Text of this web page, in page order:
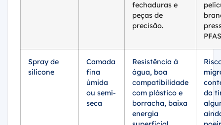
fechaduras e
peças de
precisão.
PFAS
Spray de
silicone
Camada
fina
úmida
ou semi-
seca
Resistência à
água, boa
compatibilidade
com plástico e
borracha, baixa
energia
da